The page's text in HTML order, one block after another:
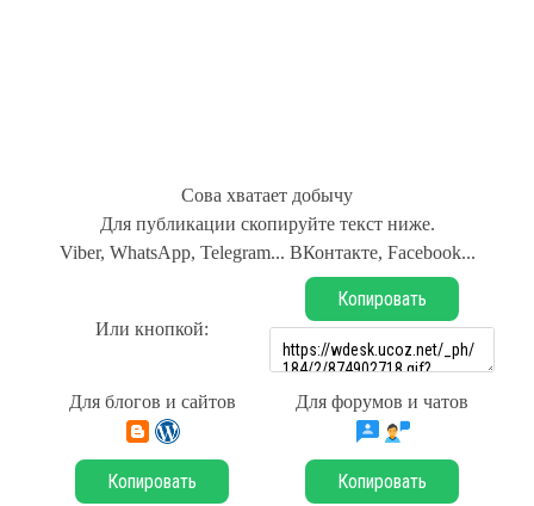
Сова хватает добычу
Для публикации скопируйте текст ниже.
Viber, WhatsApp, Telegram... ВКонтакте, Facebook...
Или кнопкой:
Копировать
Для блогов и сайтов Для форумов и чатов
Копировать Копировать